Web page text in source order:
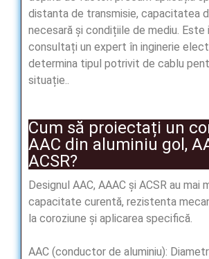
distanta de transmisie, capacitatea
necesară și condițiile de mediu. Este
consultați un expert în inginerie
determina tipul potrivit de cablu
situație..
Cum să proiectați un
AAC din aluminiu gol,
ACSR?
Designul AAC, AAAC și ACSR au
capacitate curentă, rezistenta
la coroziune și aplicarea specifică.
AAC (conductor de aluminiu):